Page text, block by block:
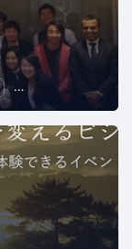
リーダーシップ